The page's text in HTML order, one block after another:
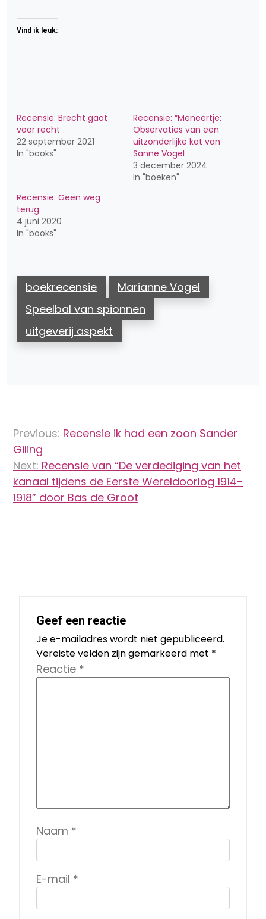
Vind ik leuk:
Recensie: Brecht gaat
voor recht
22 september 2021
In "books"
Recensie: “Meneertje:
Observaties van een
uitzonderlijke kat van
Sanne Vogel
3 december 2024
In "boeken"
Recensie: Geen weg
terug
4 juni 2020
In "books"
boekrecensie
Marianne Vogel
Speelbal van spionnen
uitgeverij aspekt
navigatie
Previous: Recensie ik had een zoon Sander
Giling
Next: Recensie van “De verdediging van het
kanaal tijdens de Eerste Wereldoorlog 1914-
1918” door Bas de Groot
Geef een reactie
Je e-mailadres wordt niet gepubliceerd.
Vereiste velden zijn gemarkeerd met *
Reactie *
Naam *
E-mail *